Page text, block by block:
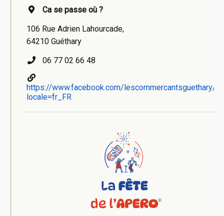
Ca se passe où ?
106 Rue Adrien Lahourcade,
64210 Guéthary
06 77 02 66 48
https://www.facebook.com/lescommercantsguethary/?
locale=fr_FR